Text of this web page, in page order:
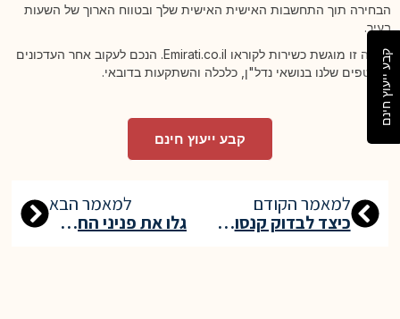
הבחירה תוך התחשבות האישית האישית שלך ובטווח הארוך של השעות
בעיר.
כתבה זו מוגשת כשירות לקוראו Emirati.co.il. הנכם לעקוב אחר העדכונים
השוטפים שלנו בנושאי נדל"ן, כלכלה והשתקעות בדובאי.
קבע ייעוץ חינם
למאמר הקודם
כיצד לבדוק קנסות תנועה באבו דאבי?
למאמר הבא
גלו את פניני החמד הנסתרות של דובאי
קבע ייעוץ חינם